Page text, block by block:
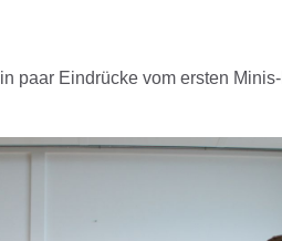
paar Eindrücke vom ersten